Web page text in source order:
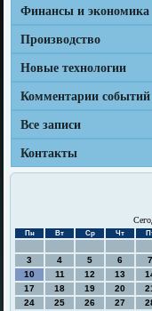
Финансы и экономика
Производство
Новые технологии
Комментарии событий
Все записи
Контакты
Пн Вт Ср Чт
3
4 5 6 7
10
11 12 13
17
18 19 20
24
25 26 27